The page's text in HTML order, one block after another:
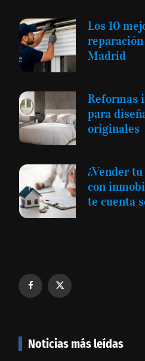
Los 10
Madrid
Reformas
para
originales
¿Vender
con
te cuenta
Noticias más leídas